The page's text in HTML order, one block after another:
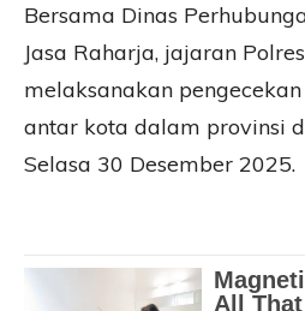
Bersama Dinas
Jasa Raharja, jajaran
melaksanakan
antar kota dalam provinsi
Selasa 30 Desember 2025.